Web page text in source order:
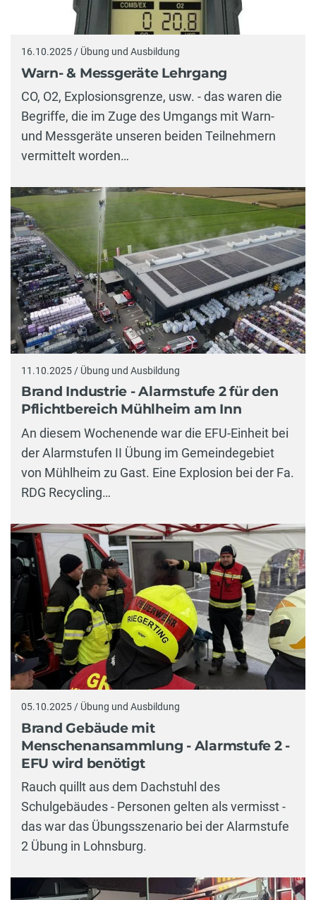
16.10.2025 / Übung und Ausbildung
Warn- & Messgeräte Lehrgang
CO, O2, Explosionsgrenze, usw. - das waren die
Begriffe, die im Zuge des Umgangs mit Warn-
und Messgeräte unseren beiden Teilnehmern
vermittelt worden…
11.10.2025 / Übung und Ausbildung
Brand Industrie - Alarmstufe 2 für den
Pflichtbereich Mühlheim am Inn
An diesem Wochenende war die EFU-Einheit bei
der Alarmstufen II Übung im Gemeindegebiet
von Mühlheim zu Gast. Eine Explosion bei der Fa.
RDG Recycling…
05.10.2025 / Übung und Ausbildung
Brand Gebäude mit
Menschenansammlung - Alarmstufe 2 -
EFU wird benötigt
Rauch quillt aus dem Dachstuhl des
Schulgebäudes - Personen gelten als vermisst -
das war das Übungsszenario bei der Alarmstufe
2 Übung in Lohnsburg.